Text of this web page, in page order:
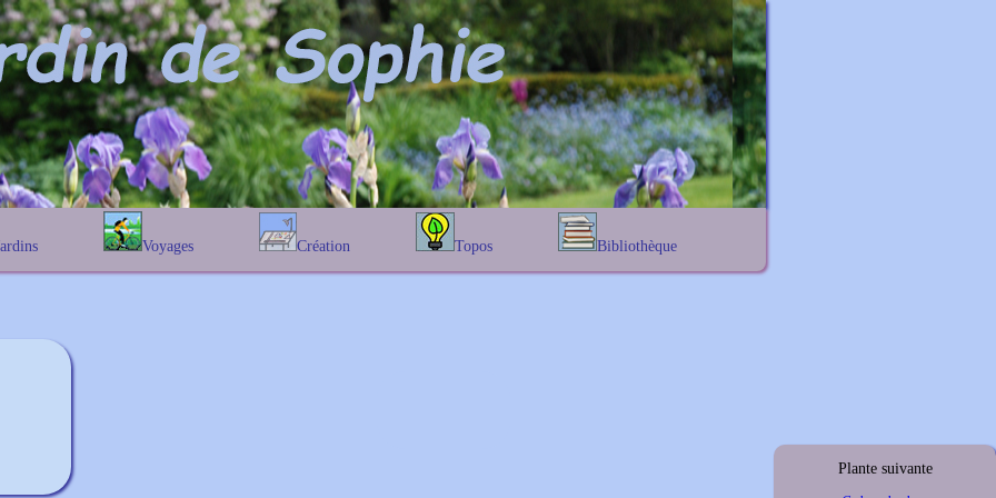
Voyages
En Belgique
Création
Prairies fleuries
Topos
Les chênes
Bibliothèque
Lexique noms propres
Plante suivante